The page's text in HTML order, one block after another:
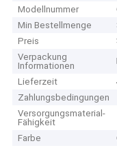
Modellnummer
Min Bestellmenge
Preis
Verpackung
Informationen
Lieferzeit
Zahlungsbedingungen
Versorgungsmaterial-
Fähigkeit
Farbe